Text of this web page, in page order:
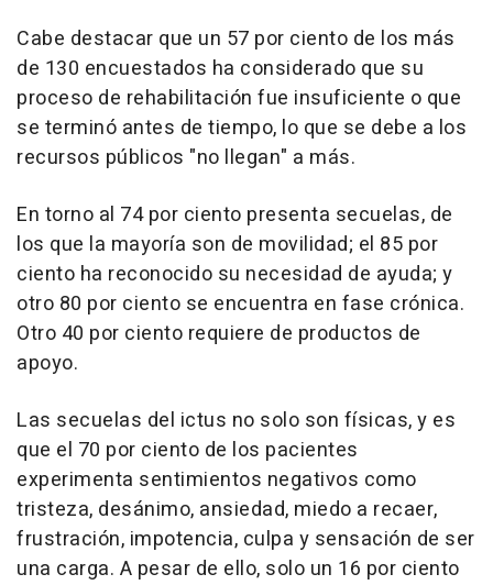
Cabe destacar que un 57 por ciento de los más
de 130 encuestados ha considerado que su
proceso de rehabilitación fue insuficiente o que
se terminó antes de tiempo, lo que se debe a los
recursos públicos "no llegan" a más.
En torno al 74 por ciento presenta secuelas, de
los que la mayoría son de movilidad; el 85 por
ciento ha reconocido su necesidad de ayuda; y
otro 80 por ciento se encuentra en fase crónica.
Otro 40 por ciento requiere de productos de
apoyo.
Las secuelas del ictus no solo son físicas, y es
que el 70 por ciento de los pacientes
experimenta sentimientos negativos como
tristeza, desánimo, ansiedad, miedo a recaer,
frustración, impotencia, culpa y sensación de ser
una carga. A pesar de ello, solo un 16 por ciento